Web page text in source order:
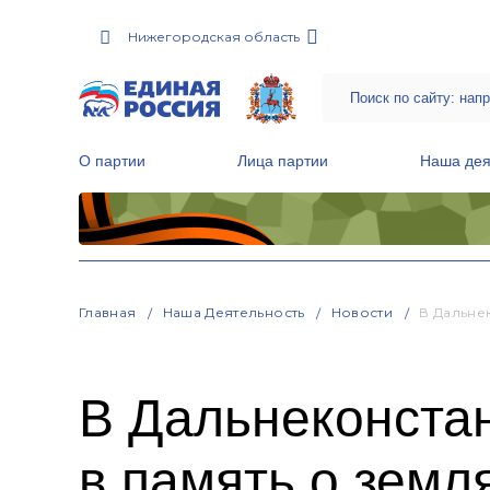
Нижегородская область
О партии Лица партии Наша
Главная Наша Деятельность Новости В
В